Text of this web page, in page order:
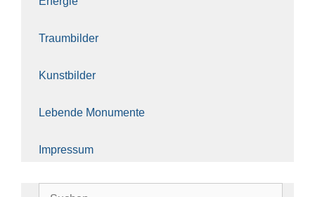
Traum­bil­der
Kunst­bil­der
Leben­de Monu­men­te
Impres­sum